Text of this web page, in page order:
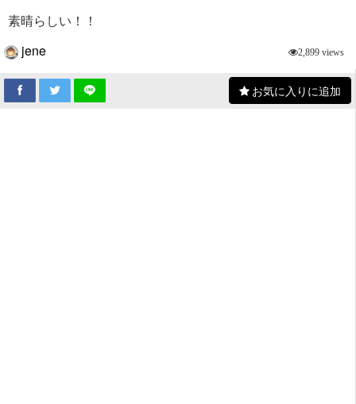
素晴らしい！！
jene
2,899 views
お気に入りに追加